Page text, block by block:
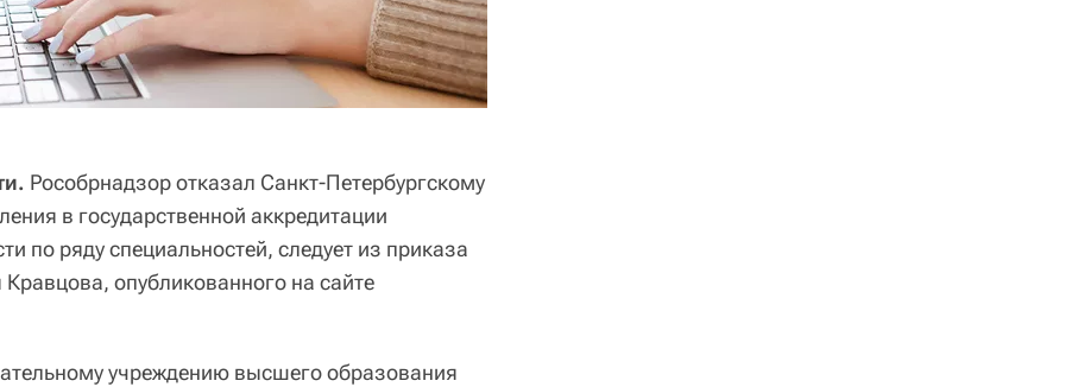
Рособрнадзор отказал Санкт-Петербургскому
в государственной аккредитации
по ряду специальностей, следует из приказа
опубликованного на сайте
учреждению высшего образования